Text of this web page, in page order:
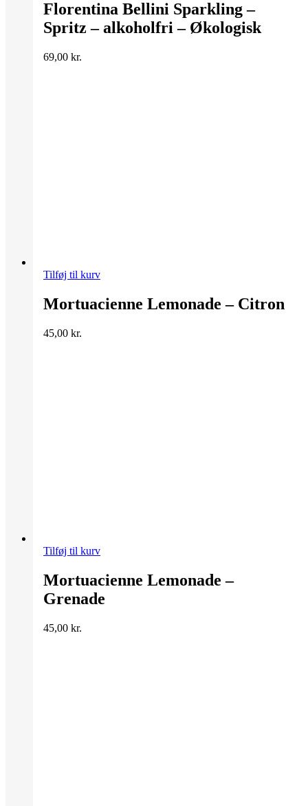
Florentina Bellini Sparkling –
Spritz – alkoholfri – Økologisk
69,00 kr.
Tilføj til kurv
Mortuacienne Lemonade – Citron
45,00 kr.
Tilføj til kurv
Mortuacienne Lemonade –
Grenade
45,00 kr.